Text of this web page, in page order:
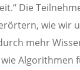
Die
wie wir
mehr
Algorithmen